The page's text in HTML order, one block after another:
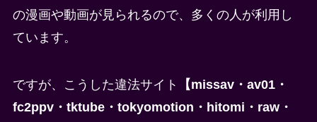
の漫画や動画が見られるので、多くの人が利用し
ています。
ですが、こうした違法サイト
【missav・av01・
fc2ppv・tktube・tokyomotion・hitomi・raw・